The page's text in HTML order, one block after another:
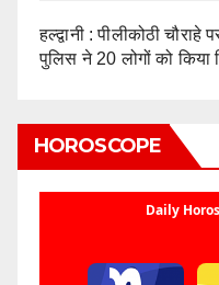
हल्द्वानी : पीलीकोठी
पुलिस ने 20 लोगों को किया
HOROSCOPE